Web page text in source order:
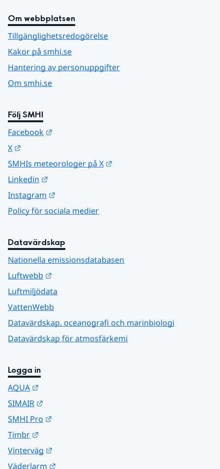
Om webbplatsen
Tillgänglighetsredogörelse
Kakor på smhi.se
Hantering av personuppgifter
Om smhi.se
Följ SMHI
Facebook
X
SMHIs meteorologer på X
Linkedin
Instagram
Policy för sociala medier
Datavärdskap
Nationella emissionsdatabasen
Luftwebb
Luftmiljödata
VattenWebb
Datavärdskap, oceanografi och marinbiologi
Datavärdskap för atmosfärkemi
Logga in
AQUA
SIMAIR
SMHI Pro
Timbr
Vinterväg
Väderlarm